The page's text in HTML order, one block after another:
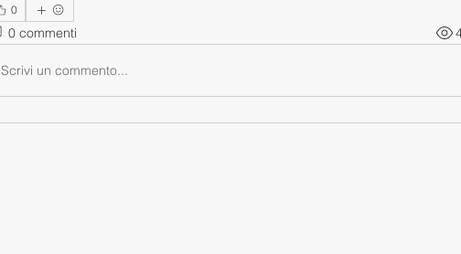
0
0 commenti
Scrivi un commento...